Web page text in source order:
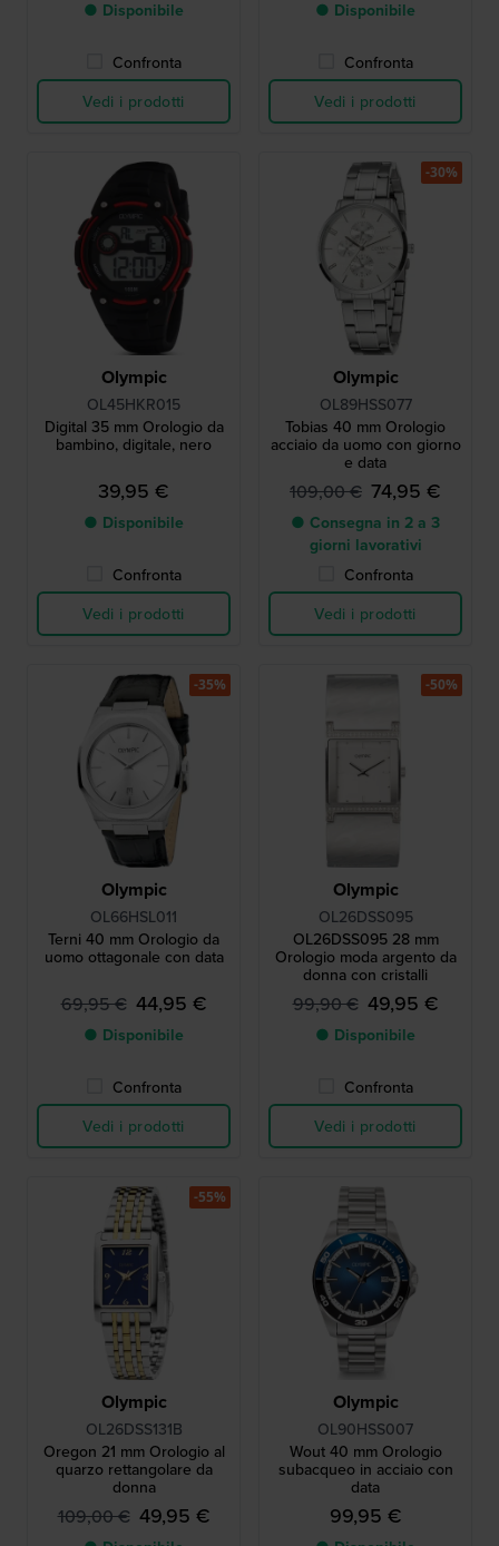
● Disponibile
Confronta
Vedi i prodotti
● Disponibile
Confronta
Vedi i prodotti
Olympic
OL45HKR015
Digital 35 mm Orologio da
bambino, digitale, nero
39,95 €
● Disponibile
Confronta
Vedi i prodotti
Olympic
OL89HSS077
Tobias 40 mm Orologio
acciaio da uomo con giorno
e data
109,00 € 74,95 €
● Consegna in 2 a 3
giorni lavorativi
Confronta
Vedi i prodotti
-30%
Olympic
OL66HSL011
Terni 40 mm Orologio da
uomo ottagonale con data
69,95 € 44,95 €
● Disponibile
Confronta
Vedi i prodotti
-35%
Olympic
OL26DSS095
OL26DSS095 28 mm
Orologio moda argento da
donna con cristalli
99,90 € 49,95 €
● Disponibile
Confronta
Vedi i prodotti
-50%
Olympic
OL26DSS131B
Oregon 21 mm Orologio al
quarzo rettangolare da
donna
109,00 € 49,95 €
-55%
Olympic
OL90HSS007
Wout 40 mm Orologio
subacqueo in acciaio con
data
99,95 €